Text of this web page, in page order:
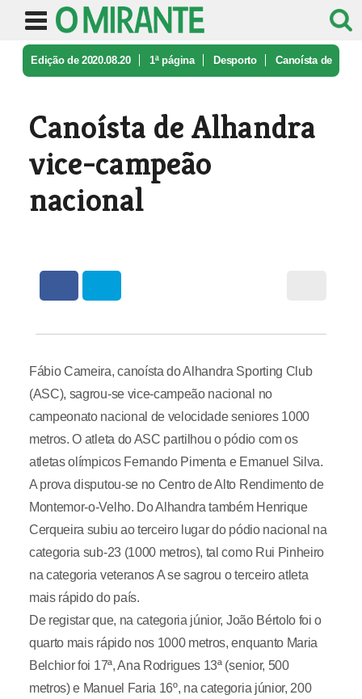
Edição de 2020.08.20 1ª página Desporto Canoísta de
Canoísta de Alhandra
vice-campeão
nacional
Fábio Cameira, canoísta do Alhandra Sporting Club
(ASC), sagrou-se vice-campeão nacional no
campeonato nacional de velocidade seniores 1000
metros. O atleta do ASC partilhou o pódio com os
atletas olímpicos Fernando Pimenta e Emanuel Silva.
A prova disputou-se no Centro de Alto Rendimento de
Montemor-o-Velho. Do Alhandra também Henrique
Cerqueira subiu ao terceiro lugar do pódio nacional na
categoria sub-23 (1000 metros), tal como Rui Pinheiro
na categoria veteranos A se sagrou o terceiro atleta
mais rápido do país.
De registar que, na categoria júnior, João Bértolo foi o
quarto mais rápido nos 1000 metros, enquanto Maria
Belchior foi 17ª, Ana Rodrigues 13ª (senior, 500
metros) e Manuel Faria 16º, na categoria júnior, 200